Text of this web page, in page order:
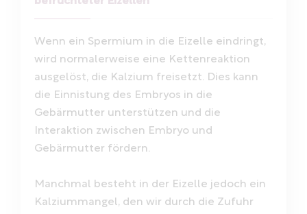
Wenn ein Spermium in die Eizelle eindringt,
wird normalerweise eine Kettenreaktion
ausgelöst, die Kalzium freisetzt. Dies kann
die Einnistung des Embryos in die
Gebärmutter unterstützen und die
Interaktion zwischen Embryo und
Gebärmutter fördern.
Manchmal besteht in der Eizelle jedoch ein
Kalziummangel, den wir durch die Zufuhr